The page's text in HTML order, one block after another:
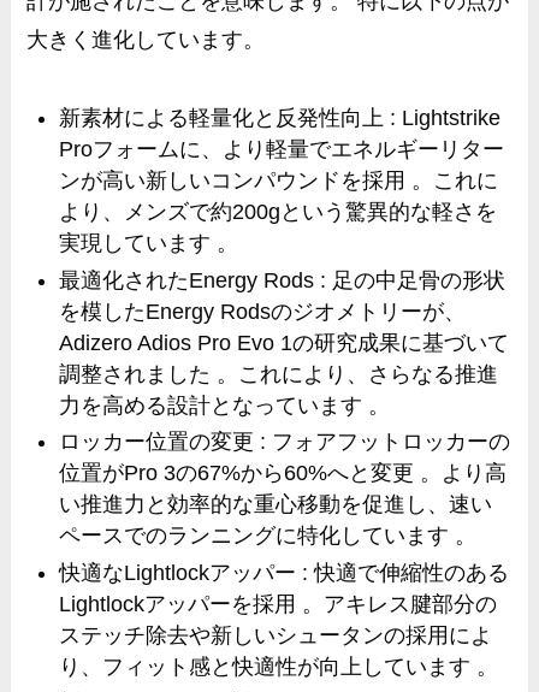
大きく進化しています。
新素材による軽量化と反発性向上 : Lightstrike
Proフォームに、より軽量でエネルギーリター
ンが高い新しいコンパウンドを採用 。これに
より、メンズで約200gという驚異的な軽さを
実現しています 。
最適化されたEnergy Rods : 足の中足骨の形状
を模したEnergy Rodsのジオメトリーが、
Adizero Adios Pro Evo 1の研究成果に基づいて
調整されました 。これにより、さらなる推進
力を高める設計となっています 。
ロッカー位置の変更 : フォアフットロッカーの
位置がPro 3の67%から60%へと変更 。より高
い推進力と効率的な重心移動を促進し、速い
ペースでのランニングに特化しています 。
快適なLightlockアッパー : 快適で伸縮性のある
Lightlockアッパーを採用 。アキレス腱部分の
ステッチ除去や新しいシュータンの採用によ
り、フィット感と快適性が向上しています 。